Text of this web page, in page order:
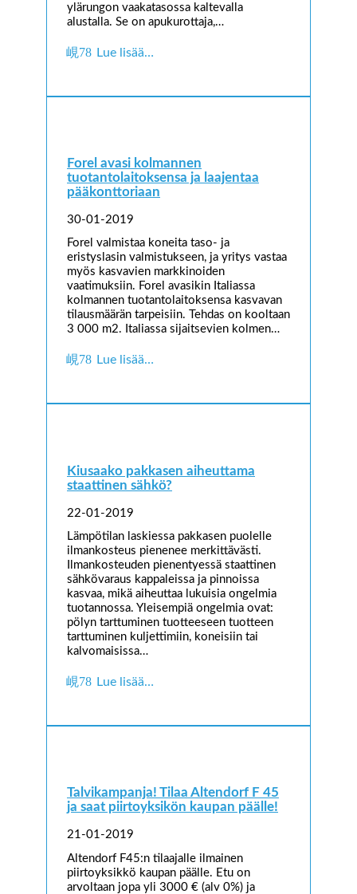
ylärungon vaakatasossa kaltevalla
alustalla. Se on apukurottaja,…
Lue lisää…
Forel avasi kolmannen
tuotantolaitoksensa ja laajentaa
pääkonttoriaan
30-01-2019
Forel valmistaa koneita taso- ja
eristyslasin valmistukseen, ja yritys vastaa
myös kasvavien markkinoiden
vaatimuksiin. Forel avasikin Italiassa
kolmannen tuotantolaitoksensa kasvavan
tilausmäärän tarpeisiin. Tehdas on kooltaan
3 000 m2. Italiassa sijaitsevien kolmen…
Lue lisää…
Kiusaako pakkasen aiheuttama
staattinen sähkö?
22-01-2019
Lämpötilan laskiessa pakkasen puolelle
ilmankosteus pienenee merkittävästi.
Ilmankosteuden pienentyessä staattinen
sähkövaraus kappaleissa ja pinnoissa
kasvaa, mikä aiheuttaa lukuisia ongelmia
tuotannossa. Yleisempiä ongelmia ovat:
pölyn tarttuminen tuotteeseen tuotteen
tarttuminen kuljettimiin, koneisiin tai
kalvomaisissa…
Lue lisää…
Talvikampanja! Tilaa Altendorf F 45
ja saat piirtoyksikön kaupan päälle!
21-01-2019
Altendorf F45:n tilaajalle ilmainen
piirtoyksikkö kaupan päälle. Etu on
arvoltaan jopa yli 3000 € (alv 0%) ja